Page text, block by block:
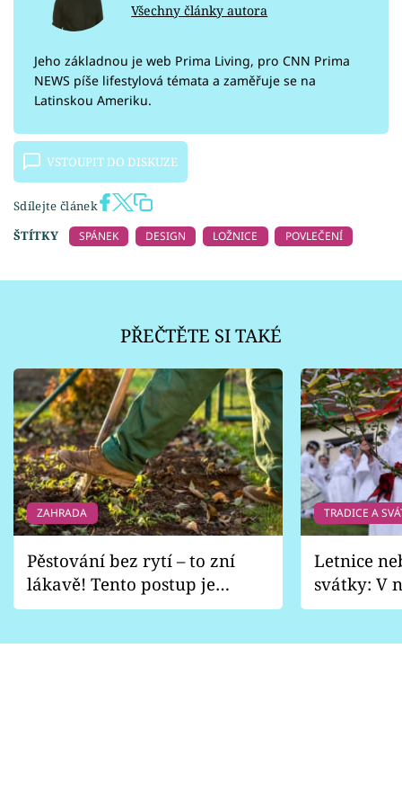
Všechny články autora
Jeho základnou je web Prima Living, pro CNN Prima
NEWS píše lifestylová témata a zaměřuje se na
Latinskou Ameriku.
VSTOUPIT DO DISKUZE
Sdílejte článek
ŠTÍTKY
SPÁNEK DESIGN LOŽNICE POVLEČENÍ
PŘEČTĚTE SI TAKÉ
ZAHRADA
Pěstování bez rytí – to zní
lákavě! Tento postup je
vhodný jen pro některé
TRADICE A
Letnice
svátky: V
pondělí